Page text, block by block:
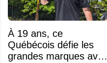
À 19 ans, ce
Québécois défie les
grandes marques avec